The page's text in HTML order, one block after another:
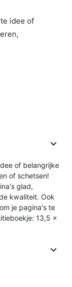
idee of

of belangrijke
of schetsen!
glad,
kwaliteit. Ook
je pagina's te
13,5 x
